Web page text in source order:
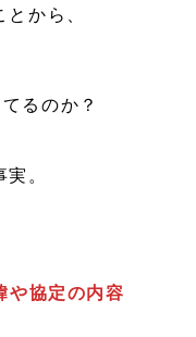
から、
るのか？
。
や協定の内容